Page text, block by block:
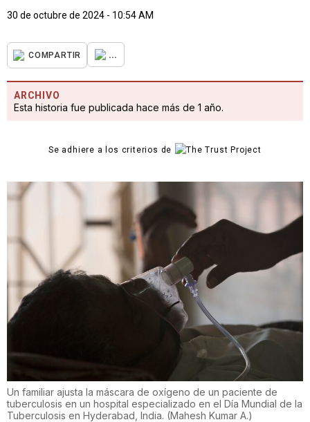
30 de octubre de 2024 - 10:54 AM
COMPARTIR ...
ARCHIVO
Esta historia fue publicada hace más de 1 año.
Se adhiere a los criterios de
Un familiar ajusta la máscara de oxígeno de un paciente de
tuberculosis en un hospital especializado en el Día Mundial de la
Tuberculosis en Hyderabad, India. (Mahesh Kumar A.)